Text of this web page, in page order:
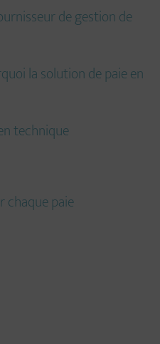
de gestion de
la solution de paie en
technique
chaque paie